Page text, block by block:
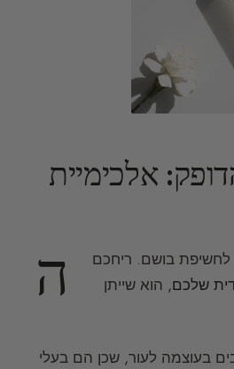
אלכימיית
ה
לחשיפת בושם. ריחכם
שלכם, הוא שייתן
בעוצמה לעור, שכן הם בעלי